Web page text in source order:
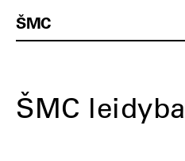
ŠMC
ŠMC leidyba